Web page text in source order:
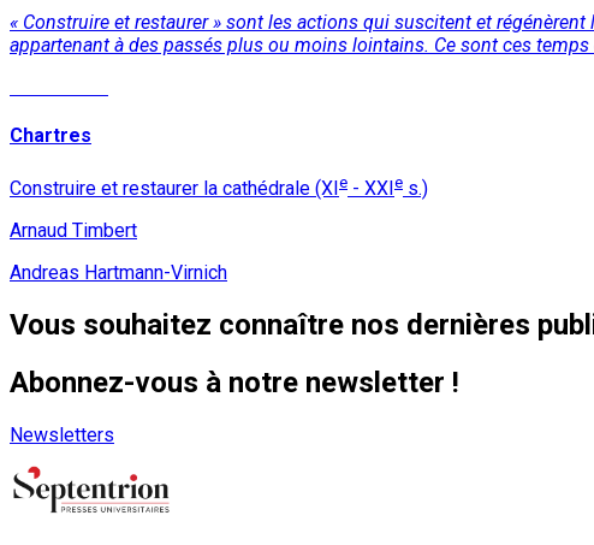
« Construire et restaurer » sont les actions qui suscitent et
appartenant à des passés plus ou moins lointains. Ce sont ces
Chartres
Construire et restaurer la cathédrale (XIe - XXIe s.)
Arnaud Timbert
Andreas Hartmann-Virnich
Vous souhaitez connaître nos dernières
Abonnez-vous à notre newsletter !
Newsletters